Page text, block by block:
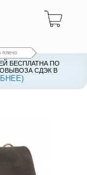
плечо
БЕСПЛАТНА ПО
СДЭК В
БЕСПЛАТНА ПО
СДЭК В